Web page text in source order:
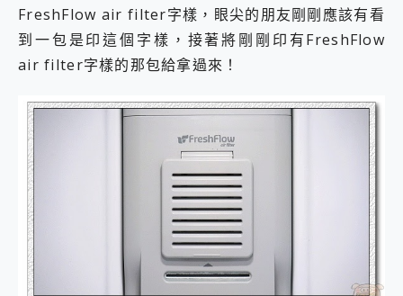
FreshFlow air filter字樣，眼尖的朋友剛剛應該有看
到一包是印這個字樣，接著將剛剛印有FreshFlow
air filter字樣的那包給拿過來！